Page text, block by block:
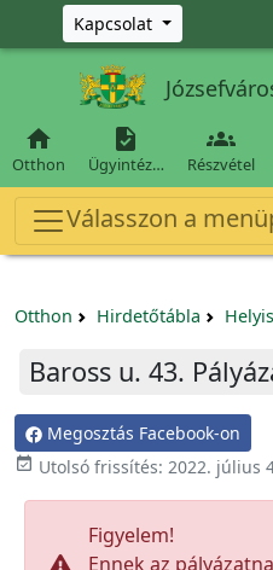
Ugrás a fő tartalomra
Kapcsolat

Otthon

Ügyintéz…

Részvétel
Válasszon a
Otthon Hirdetőtábla
Baross u. 43.
Megosztás Facebook-on
 Utolsó frissítés: 2022. július
Figyelem!
Ennek az